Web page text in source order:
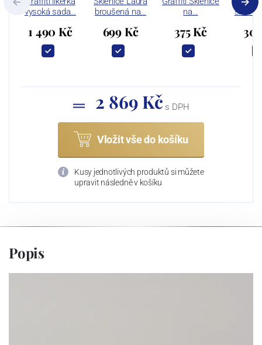
vysoká sada…
1 490 Kč
broušená na…
699 Kč
na…
375 Kč
2 869 Kč s DPH
Vložit vše do košíku
Kusy jednotlivých produktů si můžete
upravit následně v košíku
Popis